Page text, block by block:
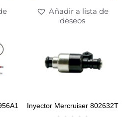
Añadir a lista de
deseos
Inyector Mercruiser 802632T